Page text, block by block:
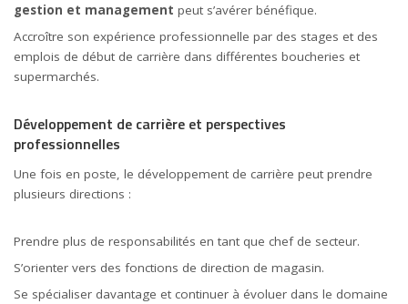
gestion et management peut s’avérer bénéfique.
Accroître son expérience professionnelle par des stages et des
emplois de début de carrière dans différentes boucheries et
supermarchés.
Développement de carrière et perspectives
professionnelles
Une fois en poste, le développement de carrière peut prendre
plusieurs directions :
Prendre plus de responsabilités en tant que chef de secteur.
S’orienter vers des fonctions de direction de magasin.
Se spécialiser davantage et continuer à évoluer dans le domaine